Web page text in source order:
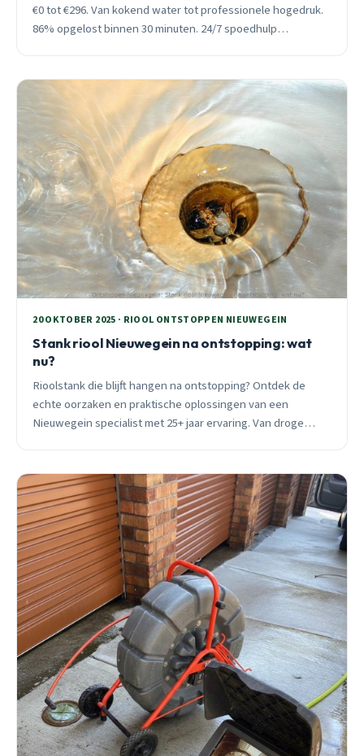
€0 tot €296. Van kokend water tot professionele hogedruk.
86% opgelost binnen 30 minuten. 24/7 spoedhulp
20 OKTOBER 2025 · RIOOL ONTSTOPPEN NIEUWEGEIN
Stank riool Nieuwegein na ontstopping: wat
nu?
Rioolstank die blijft hangen na ontstopping? Ontdek de
echte oorzaken en praktische oplossingen van een
Nieuwegein specialist met 25+ jaar ervaring. Van droge